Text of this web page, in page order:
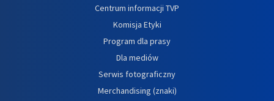
Centrum informacji TVP
Komisja Etyki
Program dla prasy
Dla mediów
Serwis fotograficzny
Merchandising (znaki)